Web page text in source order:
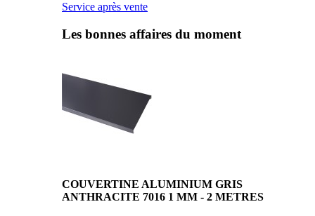
Service après vente
Les bonnes affaires du moment
COUVERTINE ALUMINIUM GRIS
ANTHRACITE 7016 1 MM - 2 METRES